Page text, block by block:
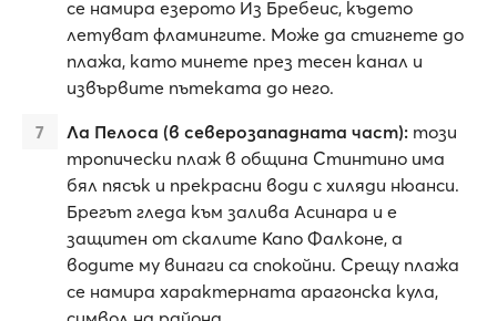
се намира езерото Из Бребеис, където
летуват фламингите. Може да стигнете до
плажа, като минете през тесен канал и
извървите пътеката до него.
Ла Пелоса (в северозападната част): този
тропически плаж в община Стинтино има
бял пясък и прекрасни води с хиляди нюанси.
Брегът гледа към залива Асинара и е
защитен от скалите Капо Фалконе, а
водите му винаги са спокойни. Срещу плажа
се намира характерната арагонска кула,